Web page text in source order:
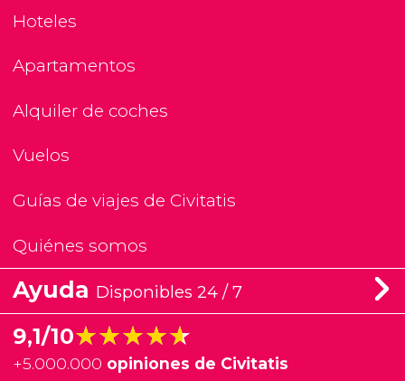
Hoteles
Apartamentos
Alquiler de coches
Vuelos
Guías de viajes de Civitatis
Quiénes somos
Ayuda Disponibles 24 / 7
9,1/10★★★★★
★★★★★
+5.000.000 opiniones de Civitatis